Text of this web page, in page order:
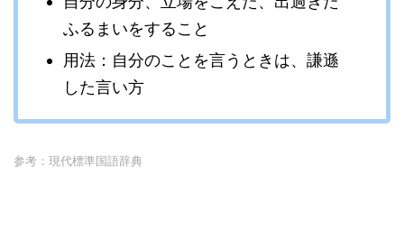
ふるまいをすること
用法：自分のことを言うときは、謙遜
した言い方
参考：現代標準国語辞典